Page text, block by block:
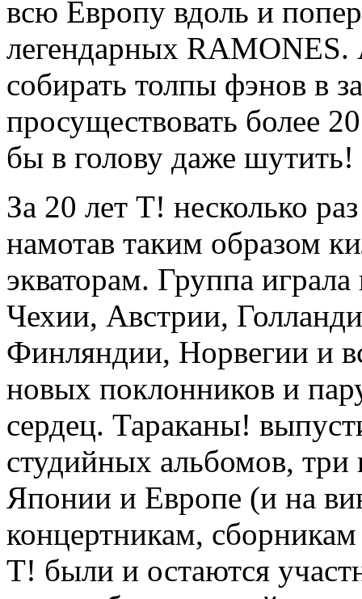
всю Европу вдоль и
легендарных
собирать толпы фэнов в
просуществовать более
бы в голову даже шутить!
За 20 лет Т! несколько
намотав таким образом
экваторам. Группа
Чехии, Австрии,
Финляндии, Норвегии и
новых поклонников и
сердец. Тараканы!
студийных альбомов, три
Японии и Европе (и на
концертникам,
Т! были и остаются